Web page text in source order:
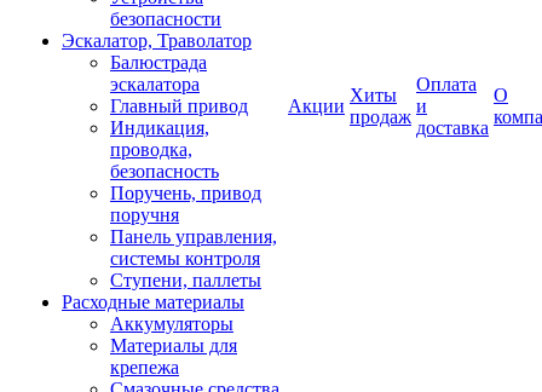
безопасности
Эскалатор, Траволатор
Балюстрада
эскалатора
Главный привод
Индикация,
проводка,
безопасность
Поручень, привод
поручня
Панель управления,
системы контроля
Ступени, паллеты
Расходные материалы
Аккумуляторы
Материалы для
крепежа
Акции
Хиты
продаж
Оплата
и
доставка
О